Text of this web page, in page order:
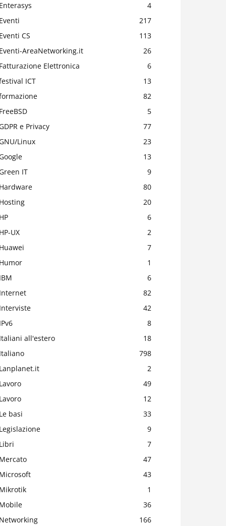
4
217
CS
113
AreaNetworking.it
26
Elettronica
6
ICT
13
82
5
e Privacy
77
Linux
23
13
IT
9
80
20
6
UX
2
7
1
6
82
42
8
all'estero
18
798
2
49
12
basi
33
9
7
47
43
1
36
166